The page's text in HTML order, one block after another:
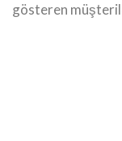
gösteren